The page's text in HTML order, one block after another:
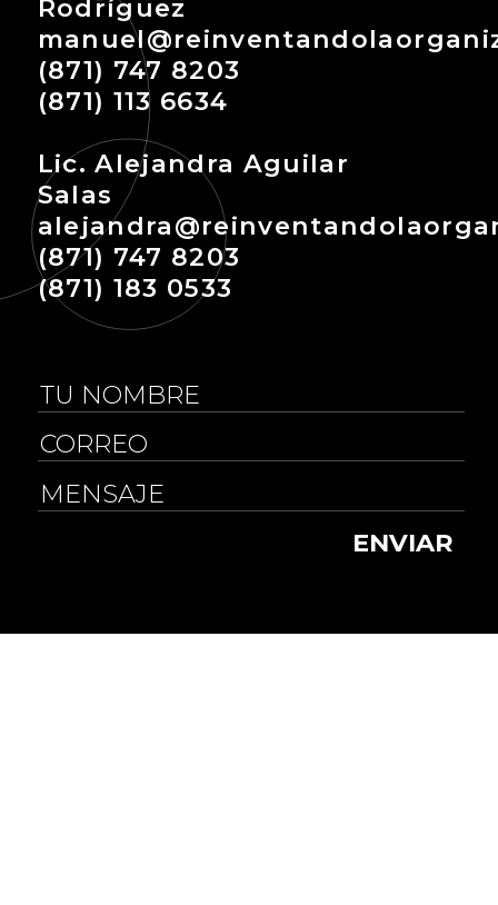
Rodríguez
(871) 747 8203
(871) 113 6634
Lic. Alejandra Aguilar
Salas
(871) 747 8203
(871) 183 0533